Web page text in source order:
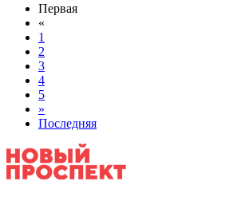
Первая
«
1
2
3
4
5
»
Последняя